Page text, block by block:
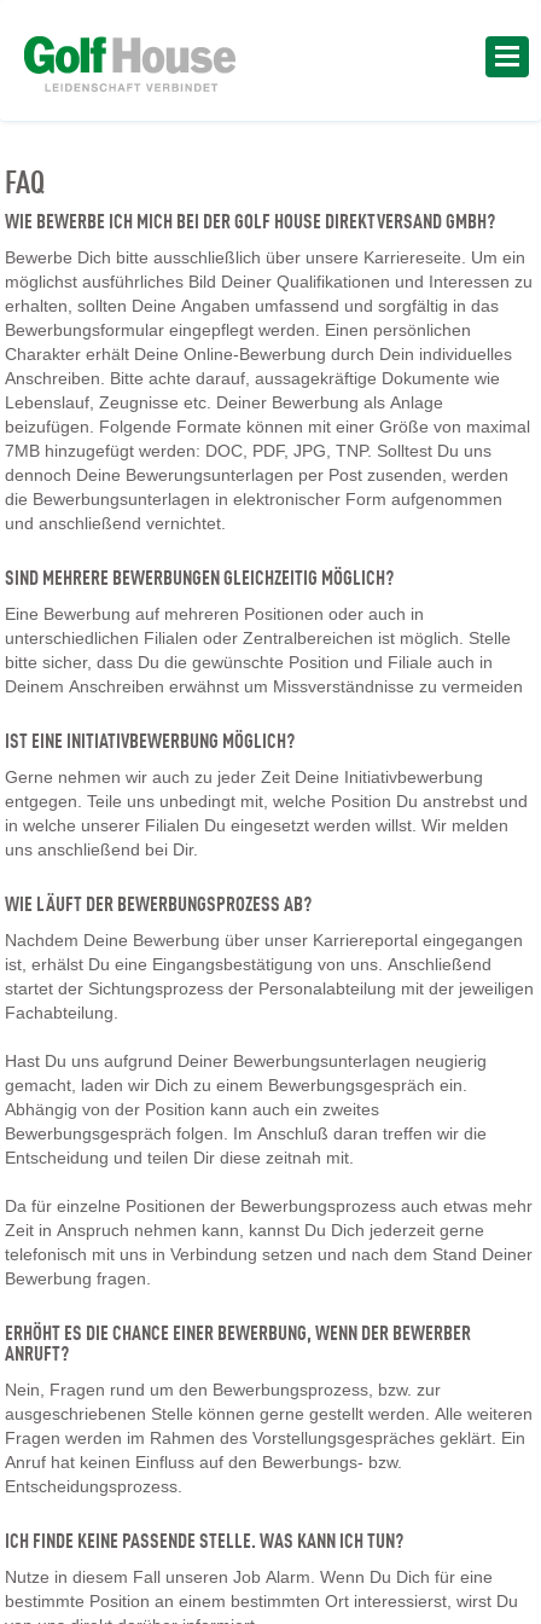
FAQ
WIE BEWERBE ICH MICH BEI DER GOLF HOUSE DIREKTVERSAND GMBH?
Bewerbe Dich bitte ausschließlich über unsere Karriereseite. Um ein
möglichst ausführliches Bild Deiner Qualifikationen und Interessen zu
erhalten, sollten Deine Angaben umfassend und sorgfältig in das
Bewerbungsformular eingepflegt werden. Einen persönlichen
Charakter erhält Deine Online-Bewerbung durch Dein individuelles
Anschreiben. Bitte achte darauf, aussagekräftige Dokumente wie
Lebenslauf, Zeugnisse etc. Deiner Bewerbung als Anlage
beizufügen. Folgende Formate können mit einer Größe von maximal
7MB hinzugefügt werden: DOC, PDF, JPG, TNP. Solltest Du uns
dennoch Deine Bewerungsunterlagen per Post zusenden, werden
die Bewerbungsunterlagen in elektronischer Form aufgenommen
und anschließend vernichtet.
SIND MEHRERE BEWERBUNGEN GLEICHZEITIG MÖGLICH?
Eine Bewerbung auf mehreren Positionen oder auch in
unterschiedlichen Filialen oder Zentralbereichen ist möglich. Stelle
bitte sicher, dass Du die gewünschte Position und Filiale auch in
Deinem Anschreiben erwähnst um Missverständnisse zu vermeiden
IST EINE INITIATIVBEWERBUNG MÖGLICH?
Gerne nehmen wir auch zu jeder Zeit Deine Initiativbewerbung
entgegen. Teile uns unbedingt mit, welche Position Du anstrebst und
in welche unserer Filialen Du eingesetzt werden willst. Wir melden
uns anschließend bei Dir.
WIE LÄUFT DER BEWERBUNGSPROZESS AB?
Nachdem Deine Bewerbung über unser Karriereportal eingegangen
ist, erhälst Du eine Eingangsbestätigung von uns. Anschließend
startet der Sichtungsprozess der Personalabteilung mit der jeweiligen
Fachabteilung.
Hast Du uns aufgrund Deiner Bewerbungsunterlagen neugierig
gemacht, laden wir Dich zu einem Bewerbungsgespräch ein.
Abhängig von der Position kann auch ein zweites
Bewerbungsgespräch folgen. Im Anschluß daran treffen wir die
Entscheidung und teilen Dir diese zeitnah mit.
Da für einzelne Positionen der Bewerbungsprozess auch etwas mehr
Zeit in Anspruch nehmen kann, kannst Du Dich jederzeit gerne
telefonisch mit uns in Verbindung setzen und nach dem Stand Deiner
Bewerbung fragen.
ERHÖHT ES DIE CHANCE EINER BEWERBUNG, WENN DER BEWERBER
ANRUFT?
Nein, Fragen rund um den Bewerbungsprozess, bzw. zur
ausgeschriebenen Stelle können gerne gestellt werden. Alle weiteren
Fragen werden im Rahmen des Vorstellungsgespräches geklärt. Ein
Anruf hat keinen Einfluss auf den Bewerbungs- bzw.
Entscheidungsprozess.
ICH FINDE KEINE PASSENDE STELLE. WAS KANN ICH TUN?
Nutze in diesem Fall unseren Job Alarm. Wenn Du Dich für eine
bestimmte Position an einem bestimmten Ort interessierst, wirst Du